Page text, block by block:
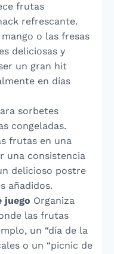
frutas
refrescante.
o las fresas
deliciosas y
un gran hit
en días
sorbetes
congeladas.
frutas en una
una consistencia
delicioso postre
añadidos.
juego Organiza
las frutas
un “día de la
o un “picnic de